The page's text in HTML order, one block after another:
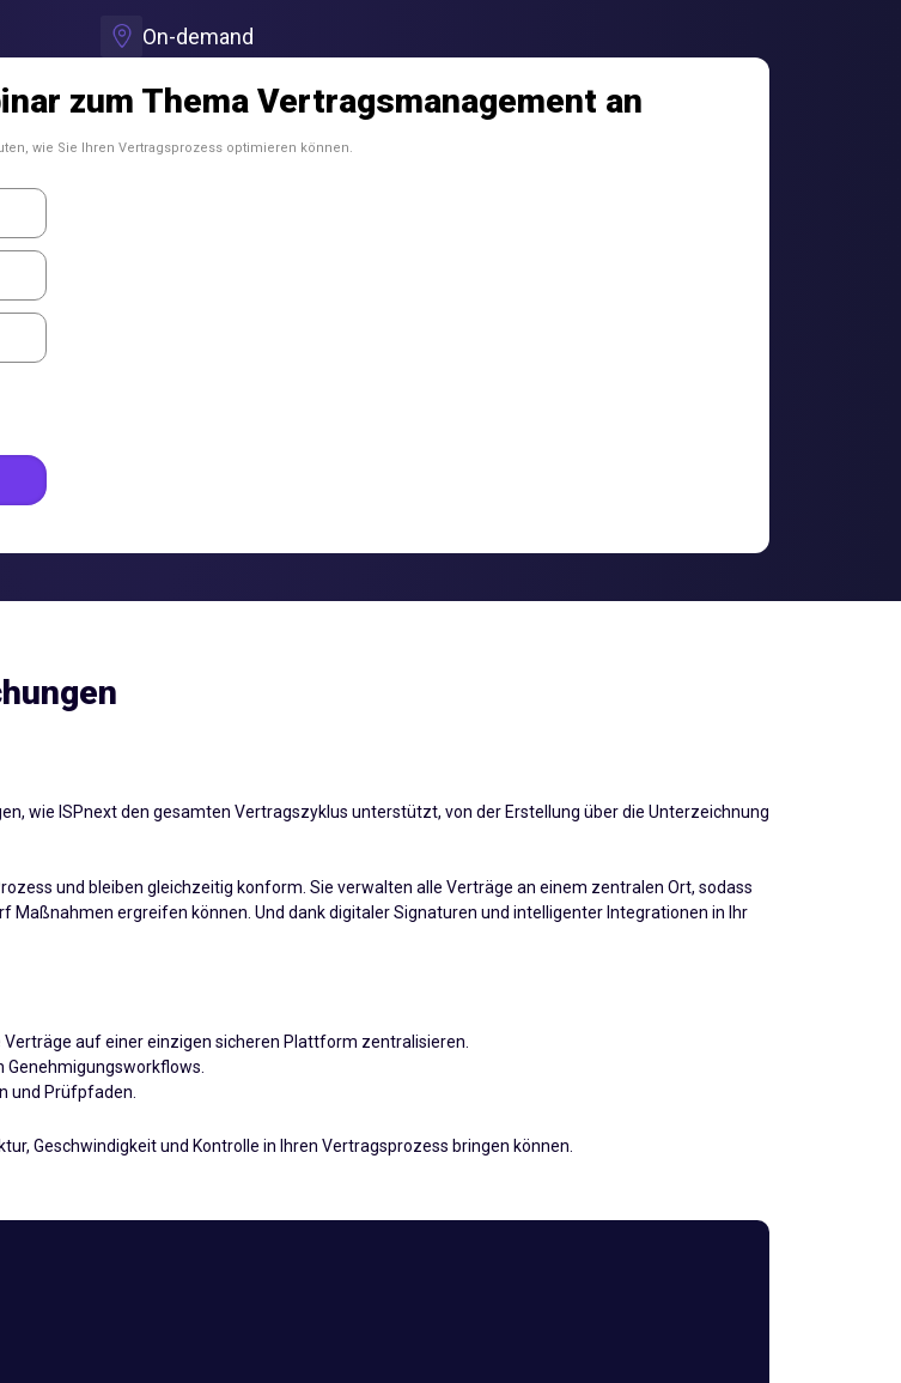
On-demand
zum Thema Vertragsmanagement an
wie Sie Ihren Vertragsprozess optimieren können.
wie ISPnext den gesamten Vertragszyklus unterstützt, von der Erstellung über die Unterzeichnung
und bleiben gleichzeitig konform. Sie verwalten alle Verträge an einem zentralen Ort, sodass
ergreifen können. Und dank digitaler Signaturen und intelligenter Integrationen in Ihr
auf einer einzigen sicheren Plattform zentralisieren.
und Prüfpfaden.
Geschwindigkeit und Kontrolle in Ihren Vertragsprozess bringen können.